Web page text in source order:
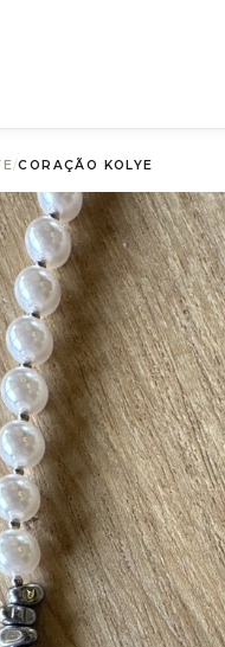
/CORAÇÃO KOLYE